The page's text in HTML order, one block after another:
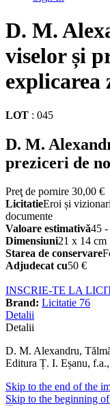
D. M.
viselor și
explicarea
LOT : 045
D. M.
preziceri de
Preţ de pornire 30,00 €
LicitatieEroi și
documente
Valoare estimativă45 -
Dimensiuni21 x 14 cm
Starea de conservare
Adjudecat cu50 €
INSCRIE-TE LA
Brand: Licitatie 76
Detalii
Detalii
D. M. Alexandru,
Editura Ț. I. Eșanu,
Skip to the end of the
Skip to the beginning